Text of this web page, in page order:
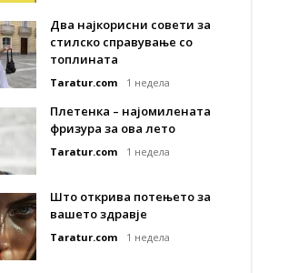
Два најкорисни совети за
стилско справување со
топлината
Taratur.com 1 недела
Плетенка – најомилената
фризура за ова лето
Taratur.com 1 недела
Што открива потењето за
вашето здравје
Taratur.com 1 недела